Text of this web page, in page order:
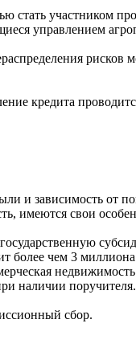
стать участником
управлением
рисков
кредита
и зависимость от
имеются свои
более чем 3
наличии поручителя.
сбор.